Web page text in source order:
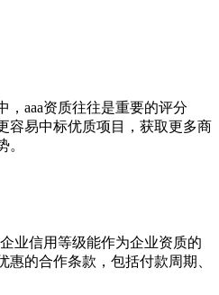
，aaa资质往往是重要的评分
容易中标优质项目，获取更多商
。
业信用等级能作为企业资质的
的合作条款，包括付款周期、